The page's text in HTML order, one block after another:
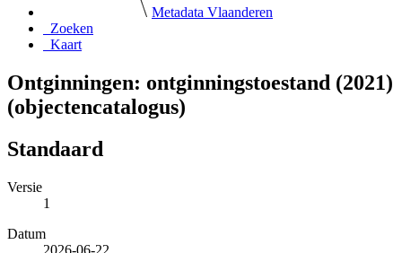
Metadata Vlaanderen
Zoeken
Kaart
Ontginningen: ontginningstoestand (2021)
(objectencatalogus)
Standaard
Versie
1
Datum
2026-06-22